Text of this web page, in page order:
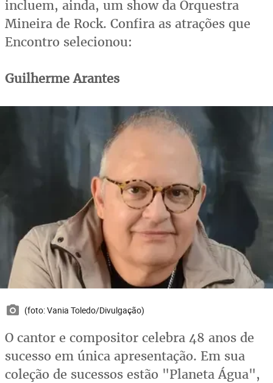
incluem, ainda, um show da Orquestra
Mineira de Rock. Confira as atrações que
Encontro selecionou:
Guilherme Arantes
(foto: Vania Toledo/Divulgação)
O cantor e compositor celebra 48 anos de
sucesso em única apresentação. Em sua
coleção de sucessos estão "Planeta Água",